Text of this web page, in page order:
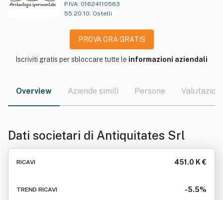
P.IVA: 01624110563
55.20.10: Ostelli
PROVA ORA GRATIS
Iscriviti gratis per sbloccare tutte le informazioni aziendali
Overview Aziende simili Persone Valutazioni
Dati societari di Antiquitates Srl
RICAVI 451.0 K €
TREND RICAVI -5.5%